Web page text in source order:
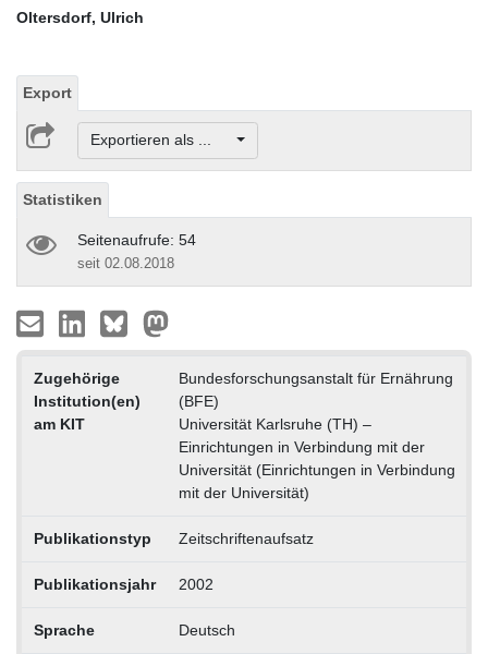
Oltersdorf, Ulrich
Export
Exportieren als ...
Statistiken
Seitenaufrufe: 54
seit 02.08.2018
Zugehörige
Institution(en)
am KIT
Bundesforschungsanstalt für Ernährung
(BFE)
Universität Karlsruhe (TH) –
Einrichtungen in Verbindung mit der
Universität (Einrichtungen in Verbindung
mit der Universität)
Publikationstyp Zeitschriftenaufsatz
Publikationsjahr 2002
Sprache Deutsch